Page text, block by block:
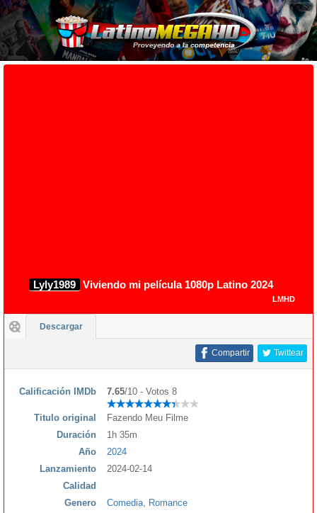
Lyly1989 Viviendo mi película 1080p Latino 2024
LMHD
Descargar
Twittear
Compartir
Calificación IMDb 7.65/10 - Votos 8
Titulo original
Fazendo Meu Filme
Duración
1h 35m
Año
2024
Lanzamiento
2024-02-14
Calidad
Genero
Comedia
Romance